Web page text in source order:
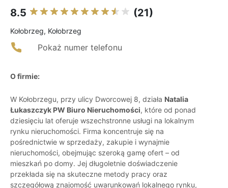
8.5 (21)
Kołobrzeg, Kołobrzeg
Pokaż numer telefonu
O firmie:
W Kołobrzegu, przy ulicy Dworcowej 8, działa Natalia
Łukaszczyk PW Biuro Nieruchomości, które od ponad
dziesięciu lat oferuje wszechstronne usługi na lokalnym
rynku nieruchomości. Firma koncentruje się na
pośrednictwie w sprzedaży, zakupie i wynajmie
nieruchomości, obejmując szeroką gamę ofert – od
mieszkań po domy. Jej długoletnie doświadczenie
przekłada się na skuteczne metody pracy oraz
szczegółową znajomość uwarunkowań lokalnego rynku,